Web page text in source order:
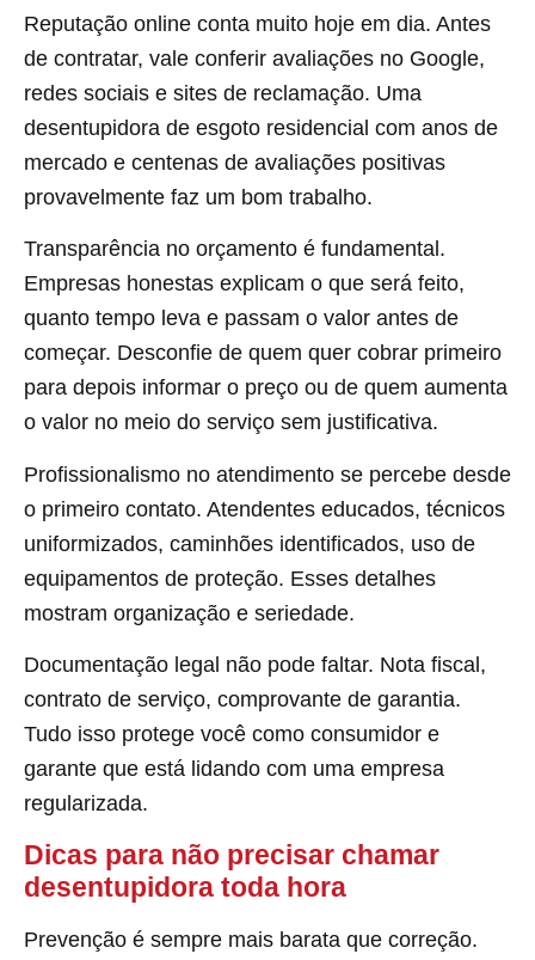
Reputação online conta muito hoje em dia. Antes
de contratar, vale conferir avaliações no Google,
redes sociais e sites de reclamação. Uma
desentupidora de esgoto residencial com anos de
mercado e centenas de avaliações positivas
provavelmente faz um bom trabalho.
Transparência no orçamento é fundamental.
Empresas honestas explicam o que será feito,
quanto tempo leva e passam o valor antes de
começar. Desconfie de quem quer cobrar primeiro
para depois informar o preço ou de quem aumenta
o valor no meio do serviço sem justificativa.
Profissionalismo no atendimento se percebe desde
o primeiro contato. Atendentes educados, técnicos
uniformizados, caminhões identificados, uso de
equipamentos de proteção. Esses detalhes
mostram organização e seriedade.
Documentação legal não pode faltar. Nota fiscal,
contrato de serviço, comprovante de garantia.
Tudo isso protege você como consumidor e
garante que está lidando com uma empresa
regularizada.
Dicas para não precisar chamar
desentupidora toda hora
Prevenção é sempre mais barata que correção.